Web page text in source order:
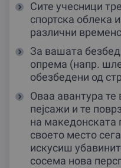
Сите учесници
спортска облека
различни
За вашата
опрема (напр.
обезбедени од
Оваа авантура те
пејсажи и те
на македонската
своето место
искусиш
сосема нова